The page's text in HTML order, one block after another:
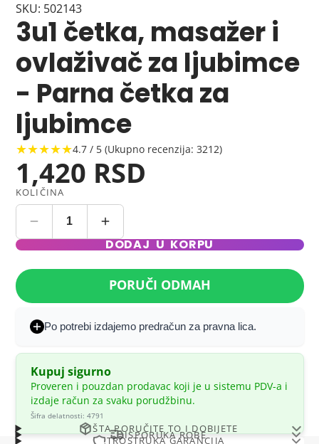
SKU: 502143
3u1 četka, masažer i
ovlaživač za ljubimce
- Parna četka za
ljubimce
★★★★★4.7 / 5 (Ukupno recenzija: 3212)
1,420 RSD
KOLIČINA
DODAJ U KORPU
PORUČI ODMAH
Po potrebi izdajemo predračun za pravna lica.
Kupuj sigurno
Proveren i pouzdan prodavac koji je u sistemu PDV-a i
izdaje račun za svaku porudžbinu.
Šifra delatnosti: 4791
TROSTRUKA GARANCIJA
ISPORUKA ROBE
ŠTA PORUČITE TO I DOBIJETE